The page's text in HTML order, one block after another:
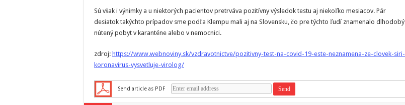
Sú však i výnimky a u niektorých pacientov pretrváva pozitívny výsledok testu aj niekoľko mesiacov. Pár
desiatok takýchto prípadov sme podľa Klempu mali aj na Slovensku, čo pre týchto ľudí znamenalo dlhodobý
nútený pobyt v karanténe alebo v nemocnici.
zdroj: https://www.webnoviny.sk/vzdravotnictve/pozitivny-test-na-covid-19-este-neznamena-ze-clovek-siri-
koronavirus-vysvetluje-virolog/
Send article as PDF